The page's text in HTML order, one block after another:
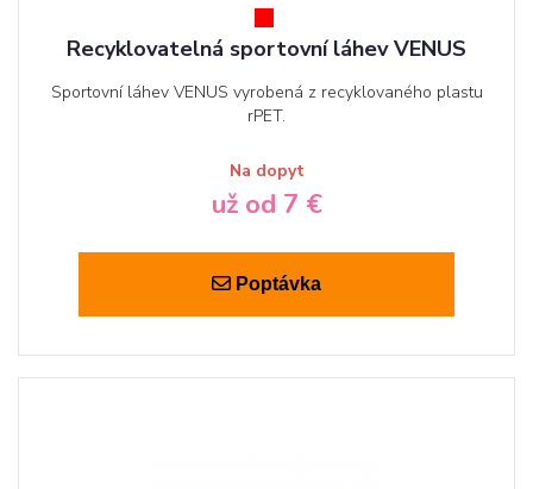
Recyklovatelná sportovní láhev VENUS
Sportovní láhev VENUS vyrobená z recyklovaného plastu
rPET.
Na dopyt
už od 7 €
Poptávka